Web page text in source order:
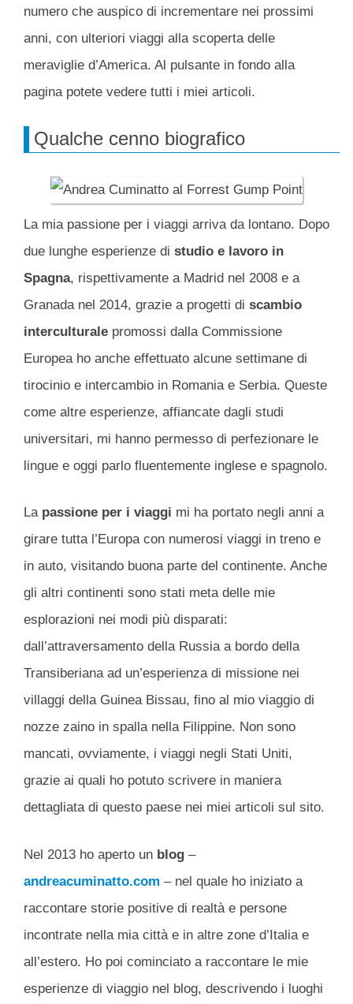
numero che auspico di incrementare nei prossimi
anni, con ulteriori viaggi alla scoperta delle
meraviglie d’America. Al pulsante in fondo alla
pagina potete vedere tutti i miei articoli.
Qualche cenno biografico
La mia passione per i viaggi arriva da lontano. Dopo
due lunghe esperienze di studio e lavoro in
Spagna, rispettivamente a Madrid nel 2008 e a
Granada nel 2014, grazie a progetti di scambio
interculturale promossi dalla Commissione
Europea ho anche effettuato alcune settimane di
tirocinio e intercambio in Romania e Serbia. Queste
come altre esperienze, affiancate dagli studi
universitari, mi hanno permesso di perfezionare le
lingue e oggi parlo fluentemente inglese e spagnolo.
La passione per i viaggi mi ha portato negli anni a
girare tutta l’Europa con numerosi viaggi in treno e
in auto, visitando buona parte del continente. Anche
gli altri continenti sono stati meta delle mie
esplorazioni nei modi più disparati:
dall’attraversamento della Russia a bordo della
Transiberiana ad un’esperienza di missione nei
villaggi della Guinea Bissau, fino al mio viaggio di
nozze zaino in spalla nella Filippine. Non sono
mancati, ovviamente, i viaggi negli Stati Uniti,
grazie ai quali ho potuto scrivere in maniera
dettagliata di questo paese nei miei articoli sul sito.
Nel 2013 ho aperto un blog –
andreacuminatto.com – nel quale ho iniziato a
raccontare storie positive di realtà e persone
incontrate nella mia città e in altre zone d’Italia e
all’estero. Ho poi cominciato a raccontare le mie
esperienze di viaggio nel blog, descrivendo i luoghi